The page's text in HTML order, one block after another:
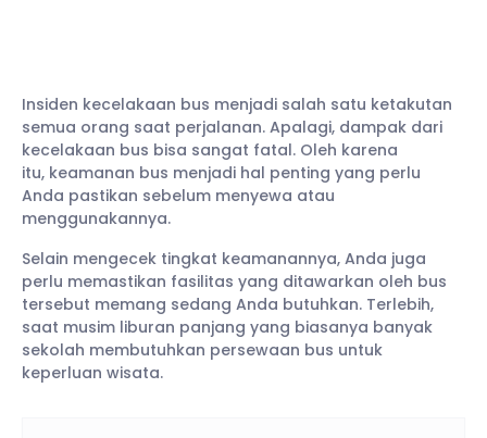
Insiden kecelakaan bus menjadi salah satu ketakutan
semua orang saat perjalanan. Apalagi, dampak dari
kecelakaan bus bisa sangat fatal. Oleh karena
itu, keamanan bus menjadi hal penting yang perlu
Anda pastikan sebelum menyewa atau
menggunakannya.
Selain mengecek tingkat keamanannya, Anda juga
perlu memastikan fasilitas yang ditawarkan oleh bus
tersebut memang sedang Anda butuhkan. Terlebih,
saat musim liburan panjang yang biasanya banyak
sekolah membutuhkan persewaan bus untuk
keperluan wisata.